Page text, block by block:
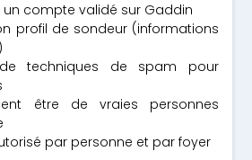
un compte validé sur Gaddin
profil de sondeur (informations
techniques de spam pour
être de vraies personnes
par personne et par foyer